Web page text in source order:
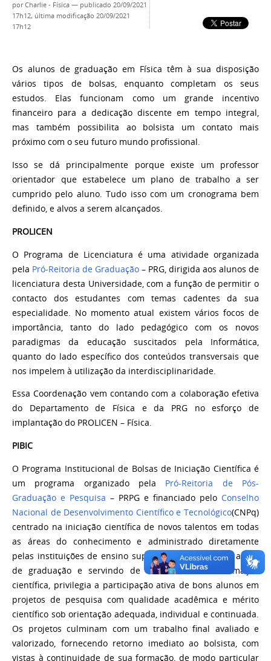
porCharlie - Física — publicado 20/09/2021
17h12, última modificação 20/09/2021
17h12
Os alunos de graduação em Física têm à sua disposição
vários tipos de bolsas, enquanto completam os seus
estudos. Elas funcionam como um grande incentivo
financeiro para a dedicação discente em tempo integral,
mas também possibilita ao bolsista um contato mais
próximo com o seu futuro mundo profissional.
Isso se dá principalmente porque existe um professor
orientador que estabelece um plano de trabalho a ser
cumprido pelo aluno. Tudo isso com um cronograma bem
definido, e alvos a serem alcançados.
PROLICEN
O Programa de Licenciatura é uma atividade organizada
pela Pró-Reitoria de Graduação – PRG, dirigida aos alunos de
licenciatura desta Universidade, com a função de permitir o
contacto dos estudantes com temas cadentes da sua
especialidade. No momento atual existem vários focos de
importância, tanto do lado pedagógico com os novos
paradigmas da educação suscitados pela Informática,
quanto do lado específico dos conteúdos transversais que
nos impelem à utilização da interdisciplinaridade.
Essa Coordenação vem contando com a colaboração efetiva
do Departamento de Física e da PRG no esforço de
implantação do PROLICEN – Física.
PIBIC
O Programa Institucional de Bolsas de Iniciação Científica é
um programa organizado pela Pró-Reitoria de Pós-
Graduação e Pesquisa – PRPG e financiado pelo Conselho
Nacional de Desenvolvimento Científico e Tecnológico(CNPq)
centrado na iniciação científica de novos talentos em todas
as áreas do conhecimento e administrado diretamente
pelas instituições de ensino superior. Voltado para o aluno
de graduação e servindo de incentivo à sua formação
científica, privilegia a participação ativa de bons alunos em
projetos de pesquisa com qualidade acadêmica e mérito
científico sob orientação adequada, individual e continuada.
Os projetos culminam com um trabalho final avaliado e
valorizado, fornecendo retorno imediato ao bolsista, com
vistas à continuidade de sua formação, de modo particular